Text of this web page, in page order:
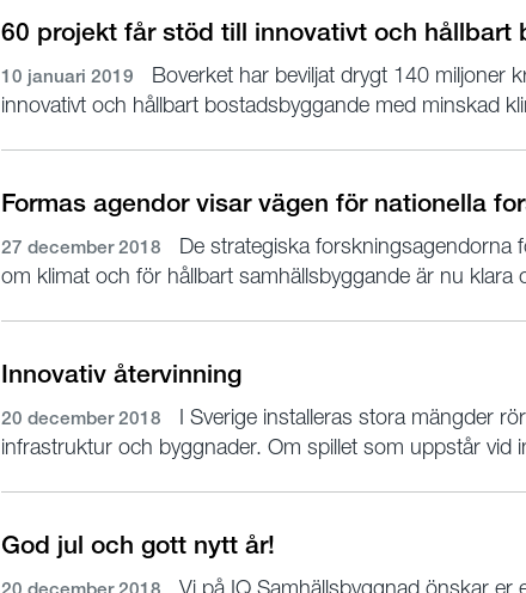
60 projekt får stöd till innovativt och hållbart
10 januari 2019
Boverket har beviljat drygt 140 miljoner
innovativt och hållbart bostadsbyggande med minskad
Formas agendor visar vägen för nationella
27 december 2018
De strategiska forskningsagendorna
om klimat och för hållbart samhällsbyggande är nu klara
Innovativ återvinning
20 december 2018
I Sverige installeras stora mängder
infrastruktur och byggnader. Om spillet som uppstår vid
God jul och gott nytt år!
Vi på IQ Samhällsbyggnad önskar